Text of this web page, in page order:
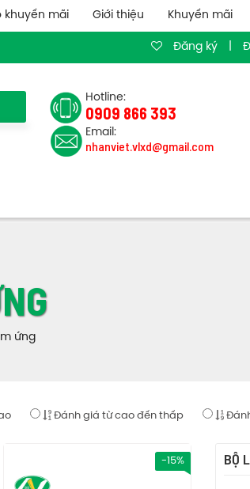
khuyến mãi Giới thiệu Khuyến mãi
Đăng ký
Hotline:
0909 866 393
Email:
nhanviet.vlxd@gmail.com
ứng
Đánh giá từ cao đến thấp
-15% BỘ